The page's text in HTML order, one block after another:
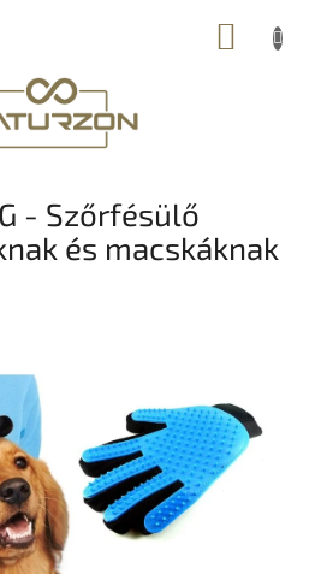
KOSÁR
- Szőrfésülő
és macskáknak